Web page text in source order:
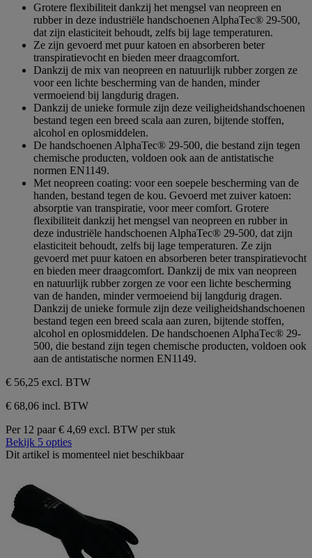
sterren.
Grotere flexibiliteit dankzij het mengsel van neopreen en
rubber in deze industriële handschoenen AlphaTec® 29-500,
dat zijn elasticiteit behoudt, zelfs bij lage temperaturen.
Ze zijn gevoerd met puur katoen en absorberen beter
transpiratievocht en bieden meer draagcomfort.
Dankzij de mix van neopreen en natuurlijk rubber zorgen ze
voor een lichte bescherming van de handen, minder
vermoeiend bij langdurig dragen.
Dankzij de unieke formule zijn deze veiligheidshandschoenen
bestand tegen een breed scala aan zuren, bijtende stoffen,
alcohol en oplosmiddelen.
De handschoenen AlphaTec® 29-500, die bestand zijn tegen
chemische producten, voldoen ook aan de antistatische
normen EN1149.
Met neopreen coating: voor een soepele bescherming van de
handen, bestand tegen de kou. Gevoerd met zuiver katoen:
absorptie van transpiratie, voor meer comfort. Grotere
flexibiliteit dankzij het mengsel van neopreen en rubber in
deze industriële handschoenen AlphaTec® 29-500, dat zijn
elasticiteit behoudt, zelfs bij lage temperaturen. Ze zijn
gevoerd met puur katoen en absorberen beter transpiratievocht
en bieden meer draagcomfort. Dankzij de mix van neopreen
en natuurlijk rubber zorgen ze voor een lichte bescherming
van de handen, minder vermoeiend bij langdurig dragen.
Dankzij de unieke formule zijn deze veiligheidshandschoenen
bestand tegen een breed scala aan zuren, bijtende stoffen,
alcohol en oplosmiddelen. De handschoenen AlphaTec® 29-
500, die bestand zijn tegen chemische producten, voldoen ook
aan de antistatische normen EN1149.
€ 56,25 excl. BTW
€ 68,06 incl. BTW
Per 12 paar € 4,69 excl. BTW per stuk
Bekijk 5 opties
Dit artikel is momenteel niet beschikbaar